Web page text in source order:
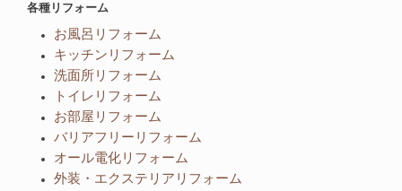
各種リフォーム
お風呂リフォーム
キッチンリフォーム
洗面所リフォーム
トイレリフォーム
お部屋リフォーム
バリアフリーリフォーム
オール電化リフォーム
外装・エクステリアリフォーム